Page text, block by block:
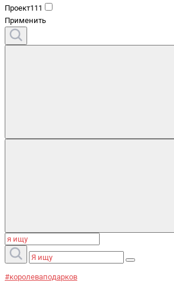
Проект111
Применить
#королеваподарков